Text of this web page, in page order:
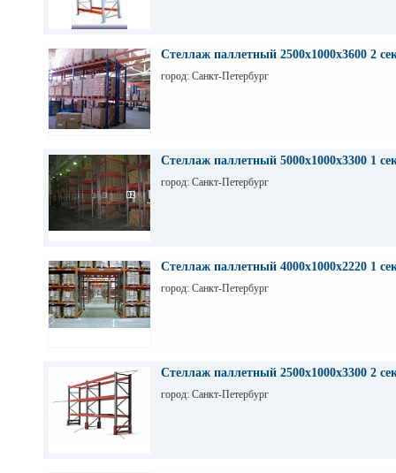
Стеллаж паллетный 2500х1000х3600 2
город: Санкт-Петербург
Стеллаж паллетный 5000х1000х3300 1
город: Санкт-Петербург
Стеллаж паллетный 4000х1000х2220 1
город: Санкт-Петербург
Стеллаж паллетный 2500х1000х3300 2
город: Санкт-Петербург